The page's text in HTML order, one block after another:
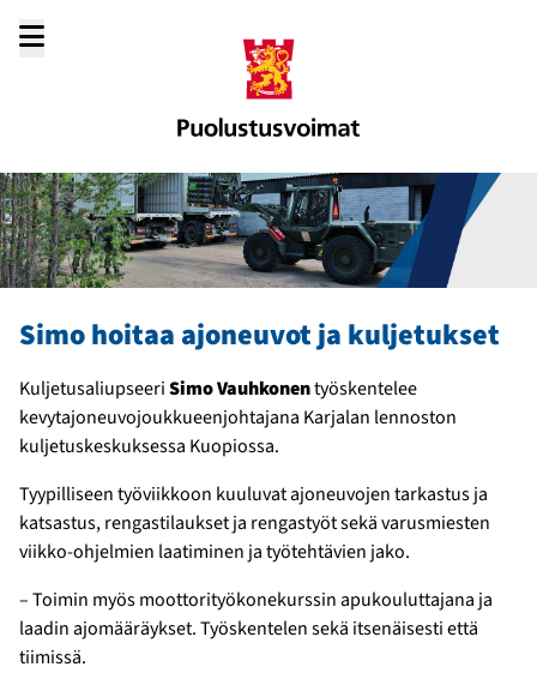
sisältöön
Simo hoitaa ajoneuvot ja kuljetukset
KuljetusaliupseeriSimo Vauhkonentyöskentelee
kevytajoneuvojoukkueenjohtajana Karjalan lennoston
kuljetuskeskuksessa Kuopiossa.
Tyypilliseen työviikkoon kuuluvat ajoneuvojen tarkastus ja
katsastus, rengastilaukset ja rengastyöt sekä varusmiesten
viikko-ohjelmien laatiminen ja työtehtävien jako.
– Toimin myös moottorityökonekurssin apukouluttajana ja
laadin ajomääräykset. Työskentelen sekä itsenäisesti että
tiimissä.